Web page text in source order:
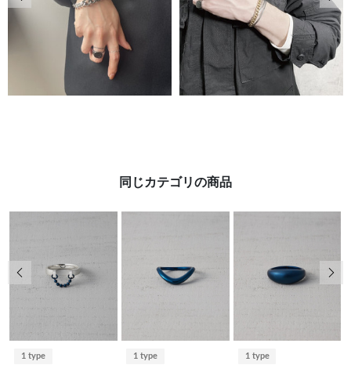
次の
同じカテゴリの商品
1 type 1 type 1 type
前の画像